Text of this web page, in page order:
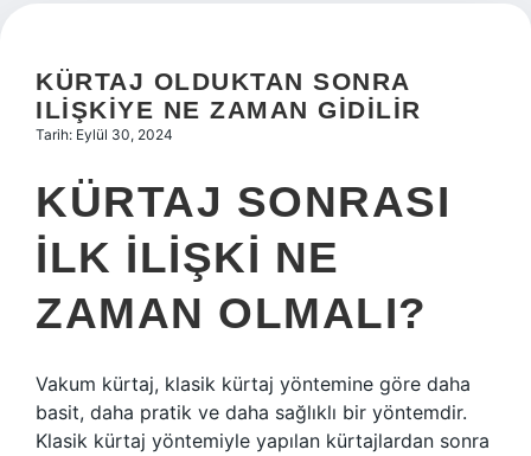
Hakkımızda
KÜRTAJ OLDUKTAN SONRA
ILIŞKIYE NE ZAMAN GIDILIR
Tarih: Eylül 30, 2024
KÜRTAJ SONRASI
ILK ILIŞKI NE
ZAMAN OLMALI?
Vakum kürtaj, klasik kürtaj yöntemine göre daha
basit, daha pratik ve daha sağlıklı bir yöntemdir.
Klasik kürtaj yöntemiyle yapılan kürtajlardan sonra